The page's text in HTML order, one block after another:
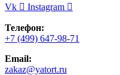
Vk Instagram
Телефон:
+7 (499) 647-98-71
Email:
zakaz@yatort.ru